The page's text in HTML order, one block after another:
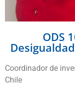
ODS
Coordinador de
Chile